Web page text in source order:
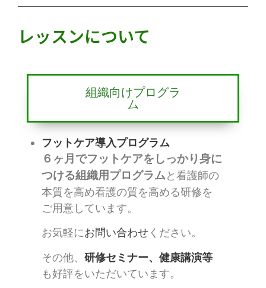
レッスンについて
組織向けプログラ
ム
フットケア導入プログラム
６ヶ月でフットケアをしっかり身に
つける組織用プログラムと看護師の
本質を高め看護の質を高める研修を
ご用意しています。
お気軽にお問い合わせください。
その他、研修セミナー、健康講演等
も好評をいただいています。